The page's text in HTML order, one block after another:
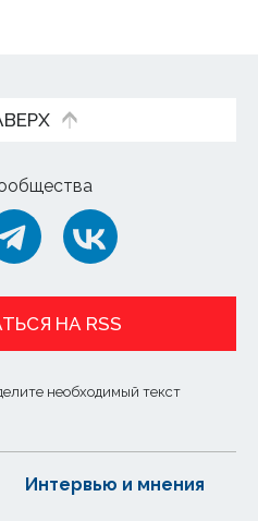
НА RSS
необходимый текст
Интервью и мнения